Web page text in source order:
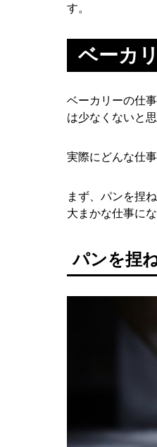
す。
ベーカ
ベーカリーの仕
は少なくないと思
実際にどんな仕
まず、パンを捏
大まかな仕事にな
パンを捏